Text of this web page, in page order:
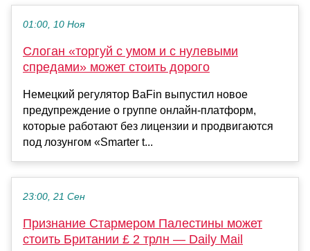
01:00, 10 Ноя
Слоган «торгуй с умом и с нулевыми
спредами» может стоить дорого
Немецкий регулятор BaFin выпустил новое
предупреждение о группе онлайн-платформ,
которые работают без лицензии и продвигаются
под лозунгом «Smarter t...
23:00, 21 Сен
Признание Стармером Палестины может
стоить Британии £ 2 трлн — Daily Mail